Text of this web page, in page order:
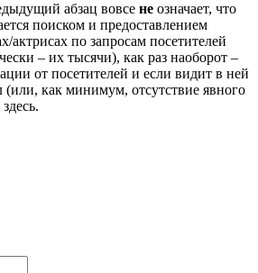
абзац вовсе не означает, что
поиском и предоставлением
актрисах по запросам посетителей
– их тысячи), как раз наоборот –
от посетителей и если видит в ней
(или, как минимум, отсутствие явного